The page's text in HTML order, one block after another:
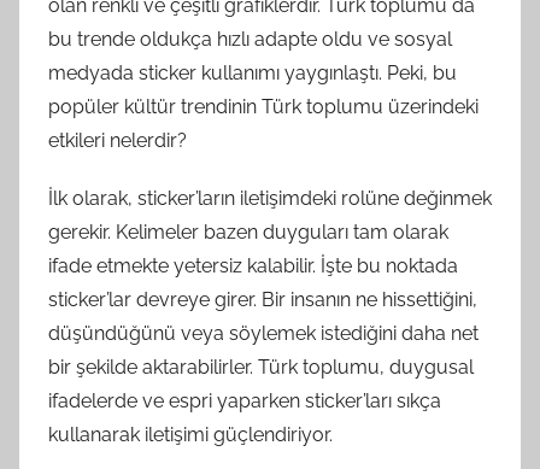
olan renkli ve çeşitli grafiklerdir. Türk toplumu da
bu trende oldukça hızlı adapte oldu ve sosyal
medyada sticker kullanımı yaygınlaştı. Peki, bu
popüler kültür trendinin Türk toplumu üzerindeki
etkileri nelerdir?
İlk olarak, sticker’ların iletişimdeki rolüne değinmek
gerekir. Kelimeler bazen duyguları tam olarak
ifade etmekte yetersiz kalabilir. İşte bu noktada
sticker’lar devreye girer. Bir insanın ne hissettiğini,
düşündüğünü veya söylemek istediğini daha net
bir şekilde aktarabilirler. Türk toplumu, duygusal
ifadelerde ve espri yaparken sticker’ları sıkça
kullanarak iletişimi güçlendiriyor.